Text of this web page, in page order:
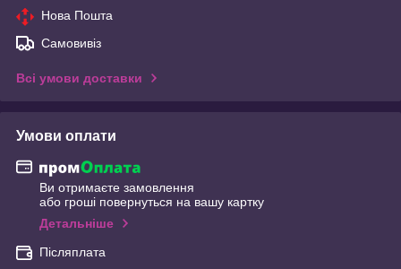
Нова Пошта
Самовивіз
Всі умови доставки
Умови оплати
Ви отримаєте замовлення
або гроші повернуться на вашу картку
Детальніше
Післяплата